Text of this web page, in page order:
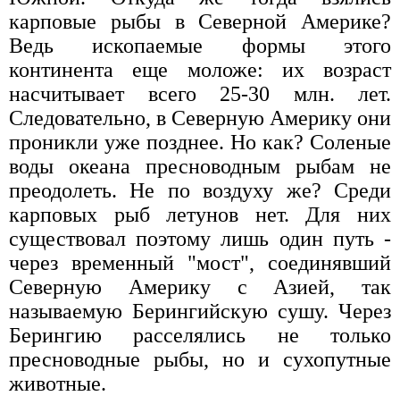
карповые рыбы в Северной Америке?
Ведь ископаемые формы этого
континента еще моложе: их возраст
насчитывает всего 25-30 млн. лет.
Следовательно, в Северную Америку они
проникли уже позднее. Но как? Соленые
воды океана пресноводным рыбам не
преодолеть. Не по воздуху же? Среди
карповых рыб летунов нет. Для них
существовал поэтому лишь один путь -
через временный "мост", соединявший
Северную Америку с Азией, так
называемую Берингийскую сушу. Через
Берингию расселялись не только
пресноводные рыбы, но и сухопутные
животные.